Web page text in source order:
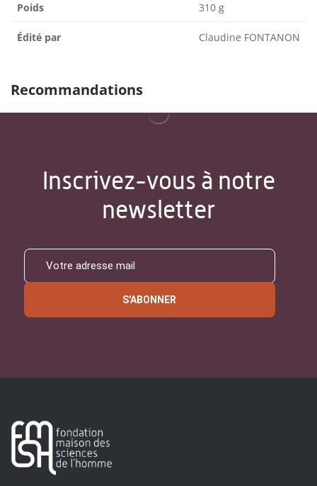
Poids 310 g
Édité par Claudine FONTANON
Recommandations
Inscrivez-vous à notre
newsletter
S'ABONNER